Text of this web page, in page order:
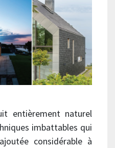
entièrement naturel
imbattables qui
considérable à